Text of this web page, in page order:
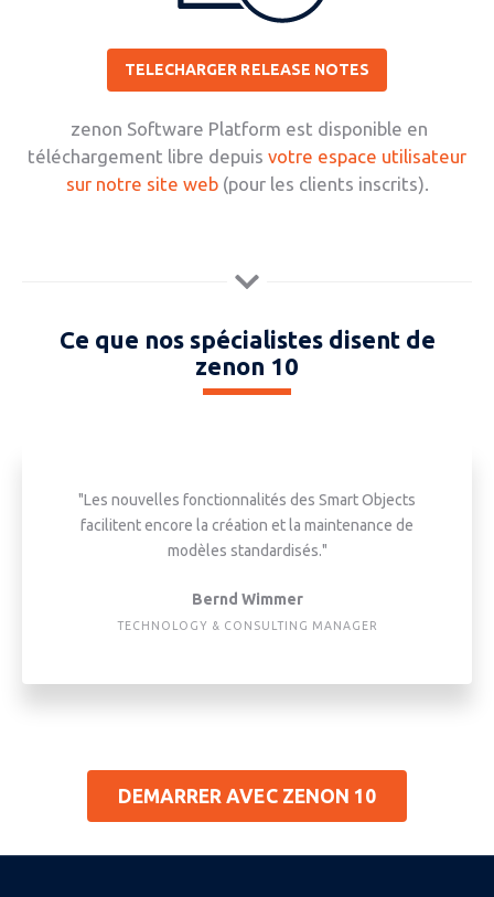
TELECHARGER RELEASE NOTES
zenon Software Platform est disponible en
téléchargement libre depuis votre espace utilisateur
sur notre site web(pour les clients inscrits).
Ce que nos spécialistes disent de
zenon 10
"Les nouvelles fonctionnalités des Smart Objects
facilitent encore la création et la maintenance de
modèles standardisés."
Bernd Wimmer
TECHNOLOGY & CONSULTING MANAGER
DEMARRER AVEC ZENON 10